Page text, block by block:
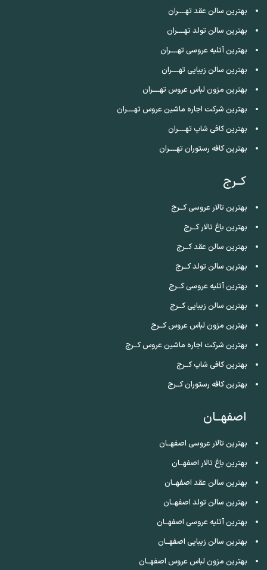
بهترین سالن عقد تهــــران
بهترین سالن تولد تهــــران
بهترین آتلیه عروسی تهــــران
بهترین سالن زیبایی تهــــران
بهترین مزون لباس عروس تهــــران
بهترین شرکت اجاره ماشین عروس تهــــران
بهترین کافی شاپ تهــــران
بهترین کافه رستوران تهــــران
کــرج
بهترین تالار عروسی کــرج
بهترین باغ تالار کــرج
بهترین سالن عقد کــرج
بهترین سالن تولد کــرج
بهترین آتلیه عروسی کــرج
بهترین سالن زیبایی کــرج
بهترین مزون لباس عروس کــرج
بهترین شرکت اجاره ماشین عروس کــرج
بهترین کافی شاپ کــرج
بهترین کافه رستوران کــرج
اصفهــان
بهترین تالار عروسی اصفهــان
بهترین باغ تالار اصفهــان
بهترین سالن عقد اصفهــان
بهترین سالن تولد اصفهــان
بهترین آتلیه عروسی اصفهــان
بهترین سالن زیبایی اصفهــان
بهترین مزون لباس عروس اصفهــان